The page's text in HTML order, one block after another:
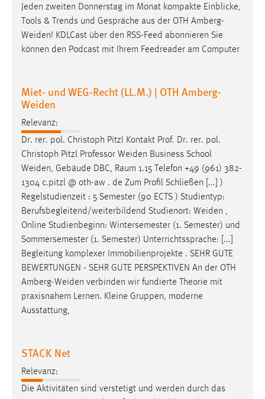
Jeden zweiten Donnerstag im Monat kompakte Einblicke,
Tools & Trends und Gespräche aus der OTH Amberg-
Weiden! KDLCast über den RSS-Feed abonnieren Sie
können den Podcast mit Ihrem Feedreader am Computer
Miet- und WEG-Recht (LL.M.) | OTH Amberg-
Weiden
Relevanz:
Dr. rer. pol. Christoph Pitzl Kontakt Prof. Dr. rer. pol.
Christoph Pitzl Professor Weiden Business School
Weiden, Gebäude DBC, Raum 1.15 Telefon +49 (961) 382-
1304 c.pitzl @ oth-aw . de Zum Profil Schließen [...] )
Regelstudienzeit : 5 Semester (90 ECTS ) Studientyp:
Berufsbegleitend/weiterbildend Studienort: Weiden ,
Online Studienbeginn: Wintersemester (1. Semester) und
Sommersemester (1. Semester) Unterrichtssprache: [...]
Begleitung komplexer Immobilienprojekte . SEHR GUTE
BEWERTUNGEN - SEHR GUTE PERSPEKTIVEN An der OTH
Amberg-Weiden verbinden wir fundierte Theorie mit
praxisnahem Lernen. Kleine Gruppen, moderne
Ausstattung,
STACK Net
Relevanz:
Die Aktivitäten sind verstetigt und werden durch das